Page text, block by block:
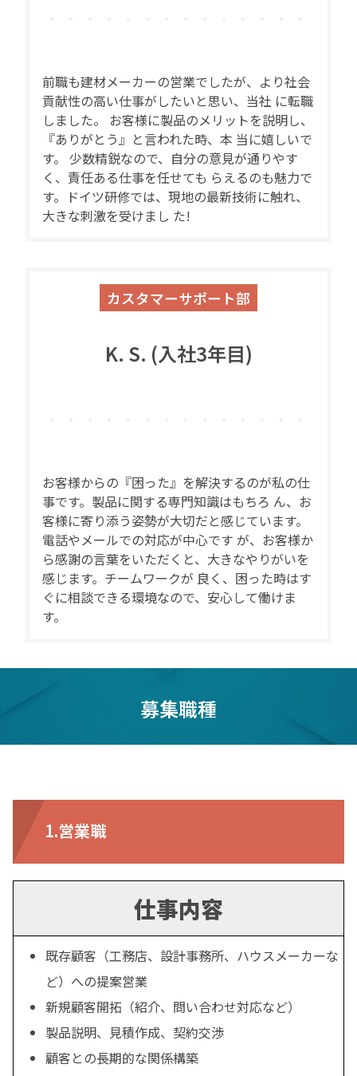
前職も建材メーカーの営業でしたが、より社会
貢献性の高い仕事がしたいと思い、当社 に転職
しました。 お客様に製品のメリットを説明し、
『ありがとう』と言われた時、本 当に嬉しいで
す。 少数精鋭なので、自分の意見が通りやす
く、責任ある仕事を任せても らえるのも魅力で
す。ドイツ研修では、現地の最新技術に触れ、
大きな刺激を受けまし た!
カスタマーサポート部
K. S. (入社3年目)
お客様からの『困った』を解決するのが私の仕
事です。製品に関する専門知識はもちろ ん、お
客様に寄り添う姿勢が大切だと感じています。
電話やメールでの対応が中心です が、お客様か
ら感謝の言葉をいただくと、大きなやりがいを
感じます。チームワークが 良く、困った時はす
ぐに相談できる環境なので、安心して働けま
す。
募集職種
1.営業職
仕事内容
既存顧客（工務店、設計事務所、ハウスメーカーな
ど）への提案営業
新規顧客開拓（紹介、問い合わせ対応など）
製品説明、見積作成、契約交渉
顧客との長期的な関係構築